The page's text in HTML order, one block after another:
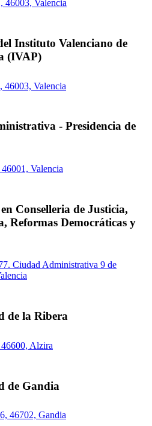
46003, Valencia
Instituto Valenciano de
(IVAP)
Valencia
- Presidencia de
Valencia
Conselleria de Justicia,
Reformas Democráticas y
Ciudad Administrativa 9 de
de la Ribera
Alzira
de Gandia
46702, Gandia